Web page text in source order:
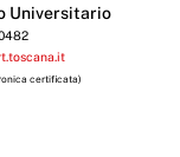
Universitario
certificata)